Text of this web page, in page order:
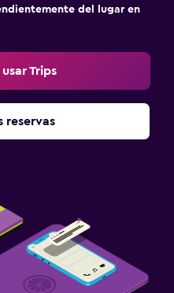
del lugar en
Trips
reservas